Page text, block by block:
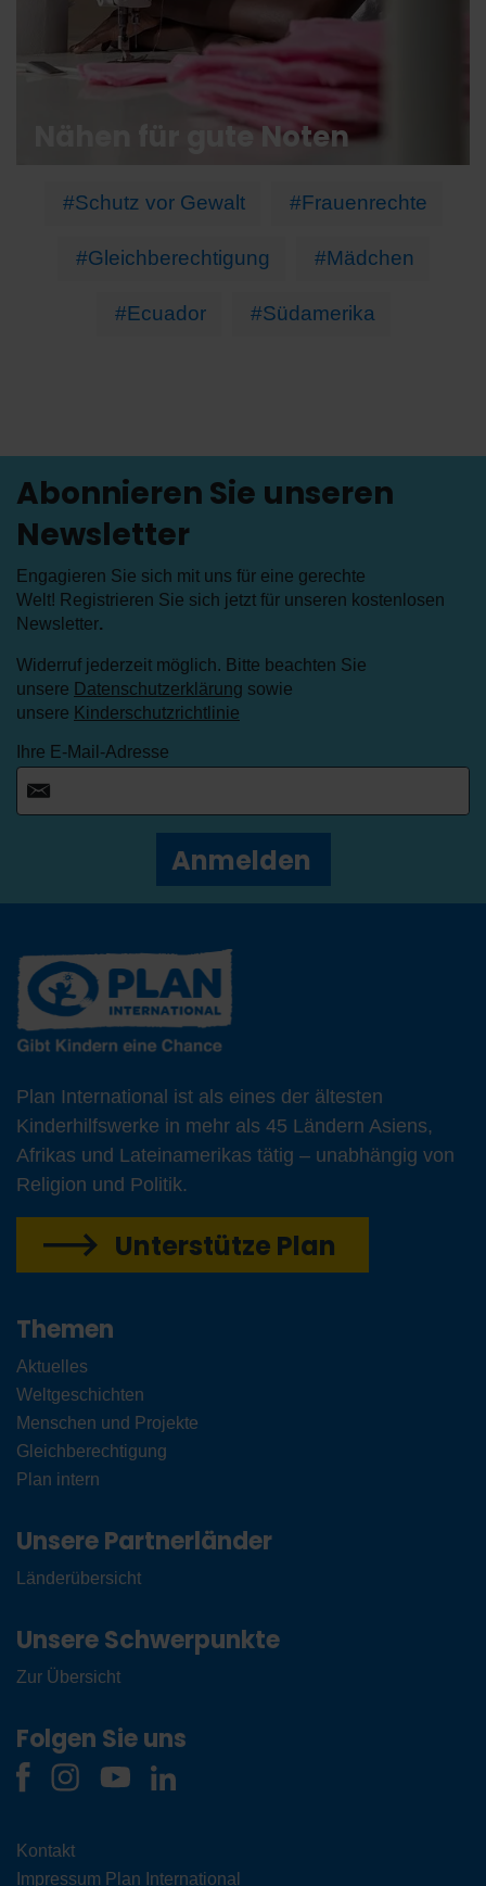
Nähen für gute Noten
#Schutz vor Gewalt #Frauenrechte
#Gleichberechtigung #Mädchen
#Ecuador #Südamerika
Abonnieren Sie unseren
Newsletter
Engagieren Sie sich mit uns für eine gerechte
Welt! Registrieren Sie sich jetzt für unseren kostenlosen
Newsletter.
Widerruf jederzeit möglich. Bitte beachten Sie
unsere Datenschutzerklärung sowie
unsere Kinderschutzrichtlinie
Ihre E-Mail-Adresse
Anmelden
Plan International ist als eines der ältesten
Kinderhilfswerke in mehr als 45 Ländern Asiens,
Afrikas und Lateinamerikas tätig – unabhängig von
Religion und Politik.
Unterstütze Plan
Themen
Aktuelles
Weltgeschichten
Menschen und Projekte
Gleichberechtigung
Plan intern
Unsere Partnerländer
Länderübersicht
Unsere Schwerpunkte
Zur Übersicht
Folgen Sie uns
Kontakt
Impressum Plan International